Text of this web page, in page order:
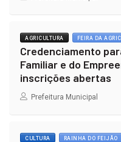
AGRICULTURA FEIRA DA
Credenciamento
Familiar e do
inscrições abertas
Prefeitura Municipal
CULTURA RAINHA DO FEIJÃO